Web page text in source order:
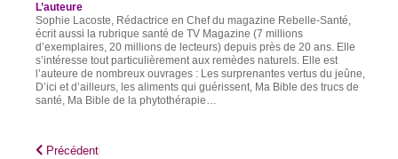
L’auteure
Sophie Lacoste, Rédactrice en Chef du magazine Rebelle-Santé,
écrit aussi la rubrique santé de TV Magazine (7 millions
d’exemplaires, 20 millions de lecteurs) depuis près de 20 ans. Elle
s’intéresse tout particulièrement aux remèdes naturels. Elle est
l’auteure de nombreux ouvrages : Les surprenantes vertus du jeûne,
D’ici et d’ailleurs, les aliments qui guérissent, Ma Bible des trucs de
santé, Ma Bible de la phytothérapie…
Article précédent : Infections respiratoires : les prescriptions du Dr
Précédent